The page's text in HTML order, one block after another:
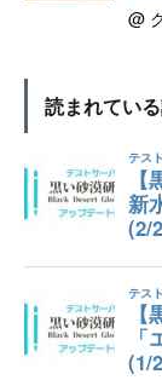
@
読まれてい